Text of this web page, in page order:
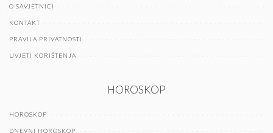
O SAVJETNICI
KONTAKT
PRAVILA PRIVATNOSTI
UVJETI KORIŠTENJA
HOROSKOP
HOROSKOP
DNEVNI HOROSKOP